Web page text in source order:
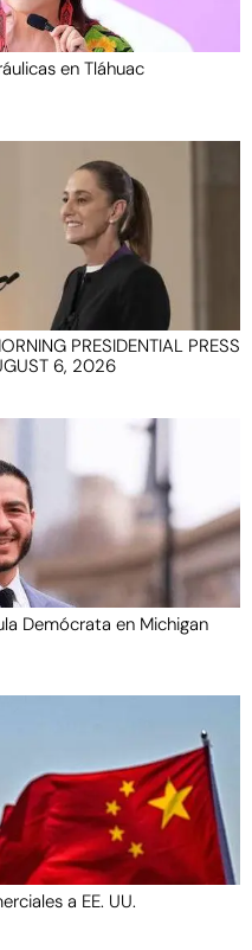
en Tláhuac
PRESIDENTIAL PRESS
6, 2026
Demócrata en Michigan
a EE. UU.